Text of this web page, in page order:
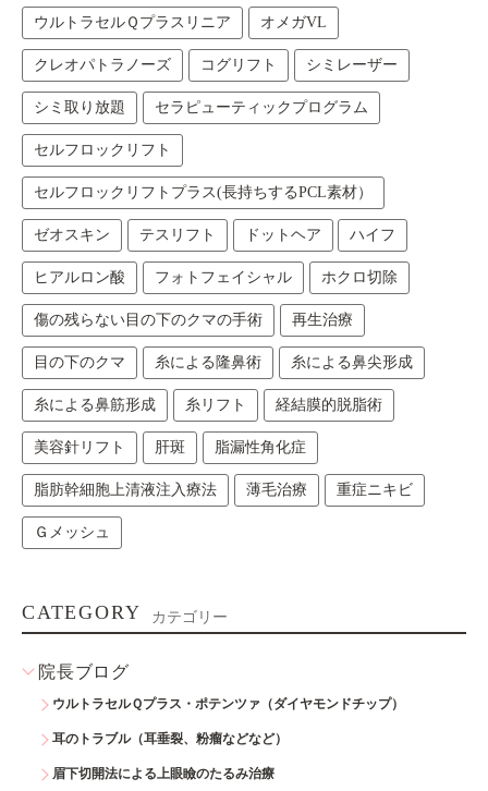
ウルトラセルＱプラスリニア オメガVL
クレオパトラノーズ コグリフト シミレーザー
シミ取り放題 セラピューティックプログラム
セルフロックリフト
セルフロックリフトプラス(長持ちするPCL素材）
ゼオスキン テスリフト ドットヘア ハイフ
ヒアルロン酸 フォトフェイシャル ホクロ切除
傷の残らない目の下のクマの手術 再生治療
目の下のクマ 糸による隆鼻術 糸による鼻尖形成
糸による鼻筋形成 糸リフト 経結膜的脱脂術
美容針リフト 肝斑 脂漏性角化症
脂肪幹細胞上清液注入療法 薄毛治療 重症ニキビ
Ｇメッシュ
CATEGORY カテゴリー
院長ブログ
ウルトラセルＱプラス・ポテンツァ（ダイヤモンドチップ）
耳のトラブル（耳垂裂、粉瘤などなど）
眉下切開法による上眼瞼のたるみ治療